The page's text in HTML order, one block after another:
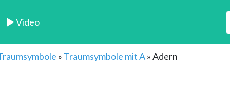
► Video
» Traumsymbole mit A»Adern